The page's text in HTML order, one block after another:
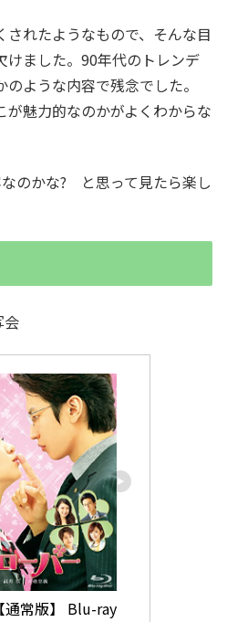
れたようなもので、そんな目
けました。90年代のトレンデ
ような内容で残念でした。
魅力的なのかがよくわからな
のかな? と思って見たら楽し
通常版】 Blu-ray